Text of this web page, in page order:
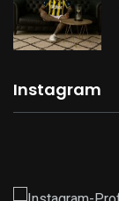
Instagram